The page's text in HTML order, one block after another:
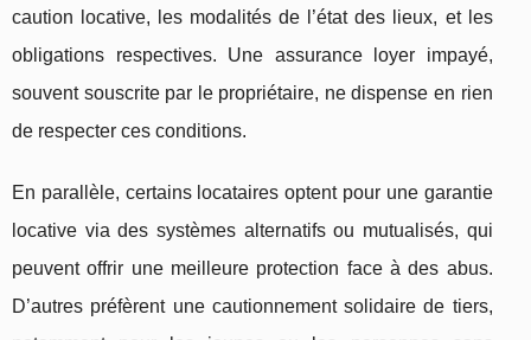
caution locative, les modalités de l’état des lieux, et les
obligations respectives. Une assurance loyer impayé,
souvent souscrite par le propriétaire, ne dispense en rien
de respecter ces conditions.
En parallèle, certains locataires optent pour une garantie
locative via des systèmes alternatifs ou mutualisés, qui
peuvent offrir une meilleure protection face à des abus.
D’autres préfèrent une cautionnement solidaire de tiers,